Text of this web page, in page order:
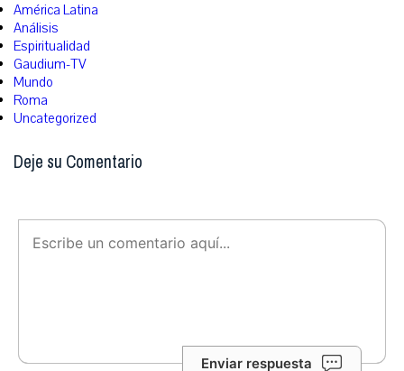
América Latina
Análisis
Espiritualidad
Gaudium-TV
Mundo
Roma
Uncategorized
Deje su Comentario
Enviar respuesta